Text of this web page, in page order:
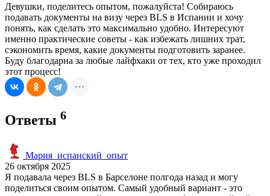
Девушки, поделитесь опытом, пожалуйста! Собираюсь
подавать документы на визу через BLS в Испании и хочу
понять, как сделать это максимально удобно. Интересуют
именно практические советы - как избежать лишних трат,
сэкономить время, какие документы подготовить заранее.
Буду благодарна за любые лайфхаки от тех, кто уже проходил
этот процесс!
Ответы 6
Мария_испанский_опыт
26 октября 2025
Я подавала через BLS в Барселоне полгода назад и могу
поделиться своим опытом. Самый удобный вариант - это